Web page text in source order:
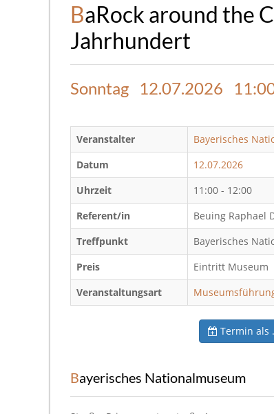
BaRock around the Clock Kostbare Uhren aus dem 17. und 18.
Jahrhundert
Sonntag 12.07.2026
Veranstalter
Bayerisches
Datum
12.07.2026
Uhrzeit
11:00 - 12:00
Referent/in
Beuing Raphael
Treffpunkt
Bayerisches
Preis
Eintritt Museum
Veranstaltungsart
Termin als
Bayerisches Nationalmuseum